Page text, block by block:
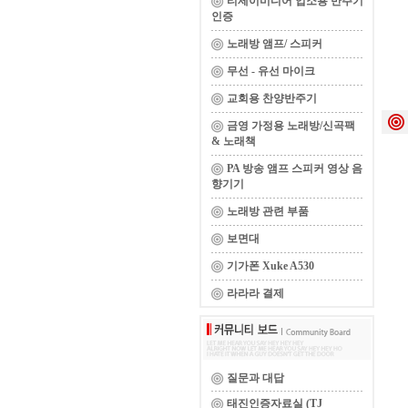
인증
노래방 앰프/ 스피커
무선 - 유선 마이크
교회용 찬양반주기
금영 가정용 노래방/신곡팩
& 노래책
PA 방송 앰프 스피커 영상 음
향기기
노래방 관련 부품
보면대
기가폰 Xuke A530
라라라 결제
질문과 대답
태진인증자료실 (TJ